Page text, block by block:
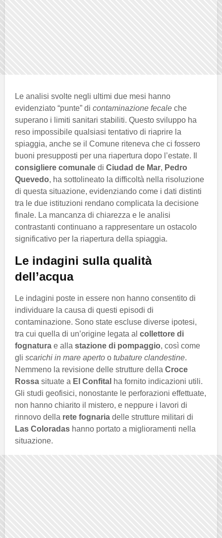
Le analisi svolte negli ultimi due mesi hanno
evidenziato “punte” di contaminazione fecale che
superano i limiti sanitari stabiliti. Questo sviluppo ha
reso impossibile qualsiasi tentativo di riaprire la
spiaggia, anche se il Comune riteneva che ci fossero
buoni presupposti per una riapertura dopo l’estate. Il
consigliere comunale di Ciudad de Mar, Pedro
Quevedo, ha sottolineato la difficoltà nella risoluzione
di questa situazione, evidenziando come i dati distinti
tra le due istituzioni rendano complicata la decisione
finale. La mancanza di chiarezza e le analisi
contrastanti continuano a rappresentare un ostacolo
significativo per la riapertura della spiaggia.
Le indagini sulla qualità
dell’acqua
Le indagini poste in essere non hanno consentito di
individuare la causa di questi episodi di
contaminazione. Sono state escluse diverse ipotesi,
tra cui quella di un’origine legata al collettore di
fognatura e alla stazione di pompaggio, così come
gli scarichi in mare aperto o tubature clandestine.
Nemmeno la revisione delle strutture della Croce
Rossa situate a El Confital ha fornito indicazioni utili.
Gli studi geofisici, nonostante le perforazioni effettuate,
non hanno chiarito il mistero, e neppure i lavori di
rinnovo della rete fognaria delle strutture militari di
Las Coloradas hanno portato a miglioramenti nella
situazione.